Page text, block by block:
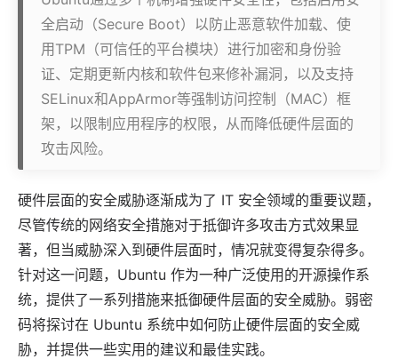
全启动（Secure Boot）以防止恶意软件加载、使
用TPM（可信任的平台模块）进行加密和身份验
证、定期更新内核和软件包来修补漏洞，以及支持
SELinux和AppArmor等强制访问控制（MAC）框
架，以限制应用程序的权限，从而降低硬件层面的
攻击风险。
硬件层面的安全威胁逐渐成为了 IT 安全领域的重要议题，
尽管传统的网络安全措施对于抵御许多攻击方式效果显
著，但当威胁深入到硬件层面时，情况就变得复杂得多。
针对这一问题， Ubuntu 作为一种广泛使用的开源操作系
统，提供了一系列措施来抵御硬件层面的安全威胁。 弱密
码将探讨在 Ubuntu 系统中如何防止硬件层面的安全威
胁，并提供一些实用的建议和最佳实践。